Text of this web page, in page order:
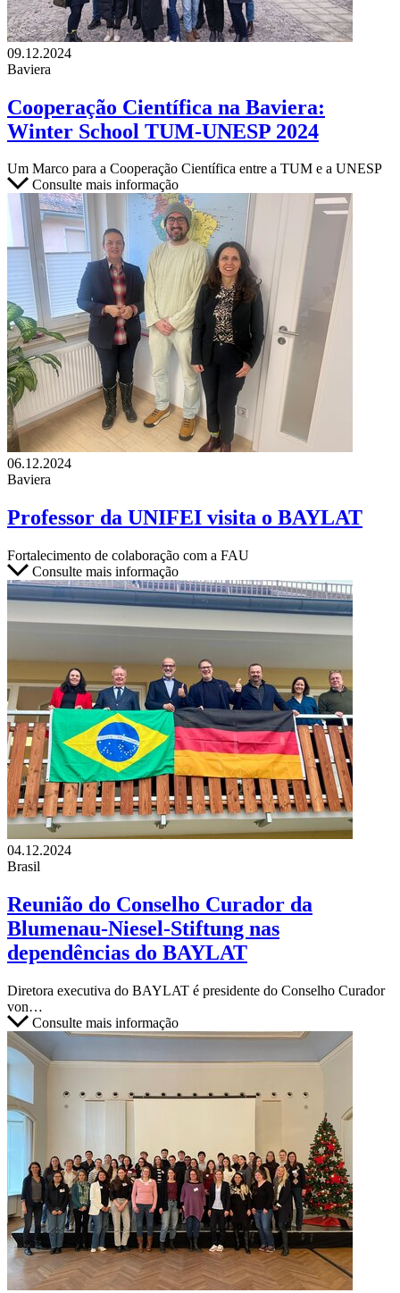
09.12.2024
Baviera
Cooperação Científica na Baviera:
Winter School TUM-UNESP 2024
Um Marco para a Cooperação Científica entre a TUM e a UNESP
Consulte mais informação
06.12.2024
Baviera
Professor da UNIFEI visita o BAYLAT
Fortalecimento de colaboração com a FAU
Consulte mais informação
04.12.2024
Brasil
Reunião do Conselho Curador da
Blumenau-Niesel-Stiftung nas
dependências do BAYLAT
Diretora executiva do BAYLAT é presidente do Conselho Curador
von…
Consulte mais informação